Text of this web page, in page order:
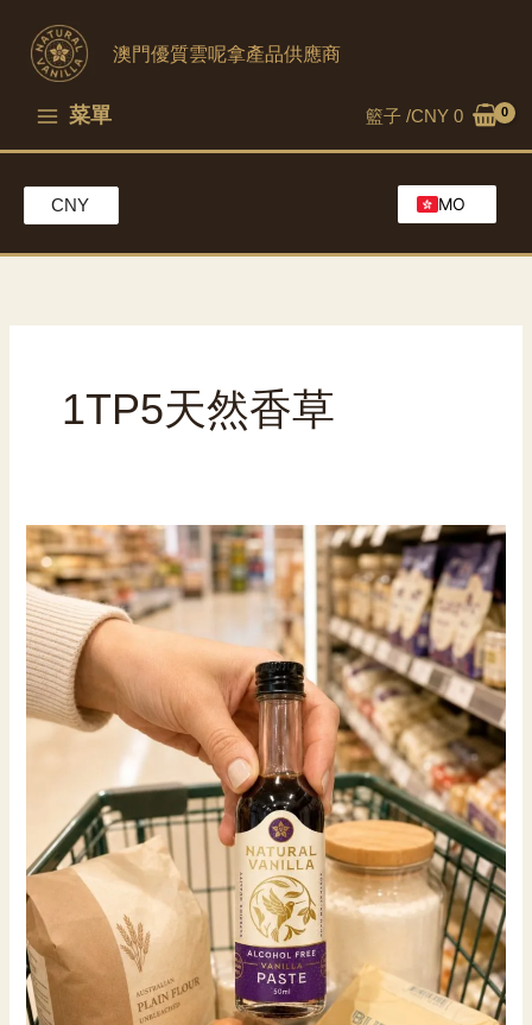
澳門優質雲呢拿產品供應商
菜單 籃子 /CNY 0
CNY
MO
1TP5天然香草